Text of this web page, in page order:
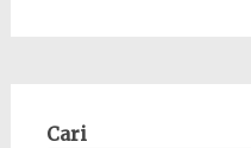
Cari